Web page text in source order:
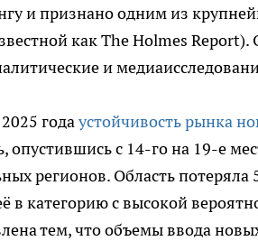
и признано одним из
как The Holmes
и
годаустойчивость рынка
опустившись с 14-го на 19-е
регионов. Область
в категорию с высокой
тем, что объемы ввода